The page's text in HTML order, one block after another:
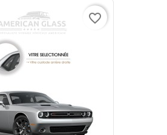
favorite_border